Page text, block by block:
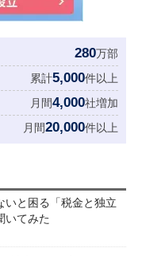
280万部
累計5,000件以上
月間4,000社増加
月間20,000件以上
いと困る「税金と独立
いてみた